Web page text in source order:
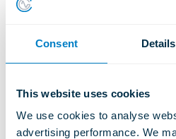
Consent Details
This website uses cookies
We use cookies to analyse
advertising performance. We
Ähnliche